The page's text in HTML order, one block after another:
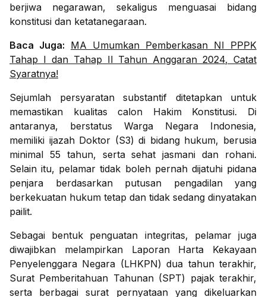
berjiwa negarawan, sekaligus menguasai bidang
konstitusi dan ketatanegaraan.
Baca Juga: MA Umumkan Pemberkasan NI PPPK
Tahap I dan Tahap II Tahun Anggaran 2024, Catat
Syaratnya!
Sejumlah persyaratan substantif ditetapkan untuk
memastikan kualitas calon Hakim Konstitusi. Di
antaranya, berstatus Warga Negara Indonesia,
memiliki ijazah Doktor (S3) di bidang hukum, berusia
minimal 55 tahun, serta sehat jasmani dan rohani.
Selain itu, pelamar tidak boleh pernah dijatuhi pidana
penjara berdasarkan putusan pengadilan yang
berkekuatan hukum tetap dan tidak sedang dinyatakan
pailit.
Sebagai bentuk penguatan integritas, pelamar juga
diwajibkan melampirkan Laporan Harta Kekayaan
Penyelenggara Negara (LHKPN) dua tahun terakhir,
Surat Pemberitahuan Tahunan (SPT) pajak terakhir,
serta berbagai surat pernyataan yang dikeluarkan